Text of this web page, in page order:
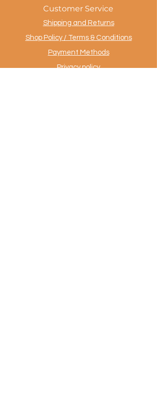
Customer Service
Shipping and Returns
Shop Policy / Terms & Conditions
Payment Methods
Privacy policy